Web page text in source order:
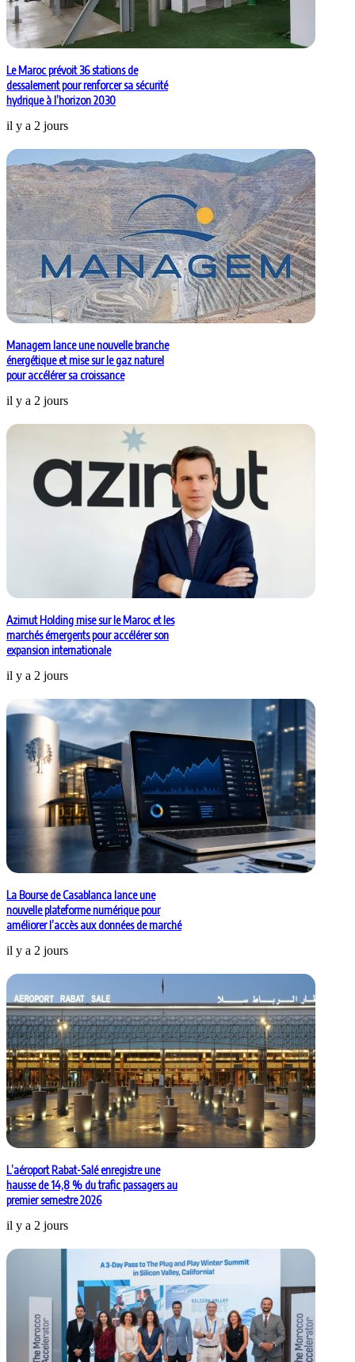
Le Maroc prévoit 36 stations de
dessalement pour renforcer sa sécurité
hydrique à l’horizon 2030
il y a 2 jours
Managem lance une nouvelle branche
énergétique et mise sur le gaz naturel
pour accélérer sa croissance
il y a 2 jours
Azimut Holding mise sur le Maroc et les
marchés émergents pour accélérer son
expansion internationale
il y a 2 jours
La Bourse de Casablanca lance une
nouvelle plateforme numérique pour
améliorer l’accès aux données de marché
il y a 2 jours
L’aéroport Rabat-Salé enregistre une
hausse de 14,8 % du trafic passagers au
premier semestre 2026
il y a 2 jours